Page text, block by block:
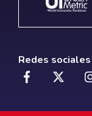
Redes sociales